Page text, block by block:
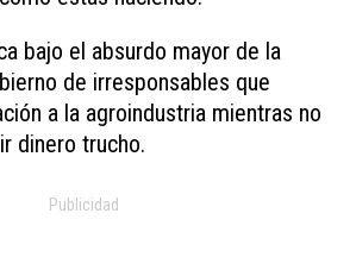
bajo el absurdo mayor de la
de irresponsables que
a la agroindustria mientras no
dinero trucho.